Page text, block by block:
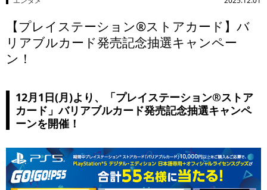
【プレイステーション®ストアカード】バ
リアブルカード発売記念抽選キャンペー
ン！
12月1日(月)より、「プレイステーション®ストア
カード」バリアブルカード発売記念抽選キャンペ
ーンを開催！